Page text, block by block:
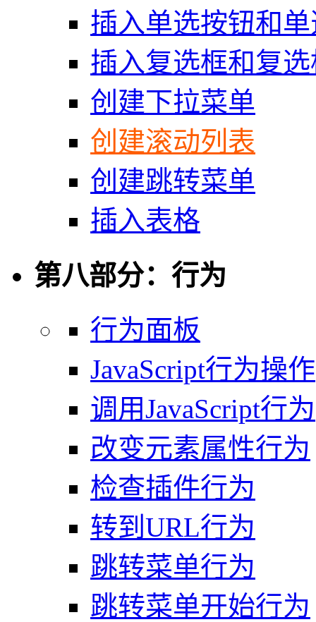
插入单选按钮和
插入复选框和复
创建下拉菜单
创建滚动列表
创建跳转菜单
插入表格
第八部分：行为
行为面板
JavaScript行为操作
调用JavaScript行为
改变元素属性行为
检查插件行为
转到URL行为
跳转菜单行为
跳转菜单开始行为